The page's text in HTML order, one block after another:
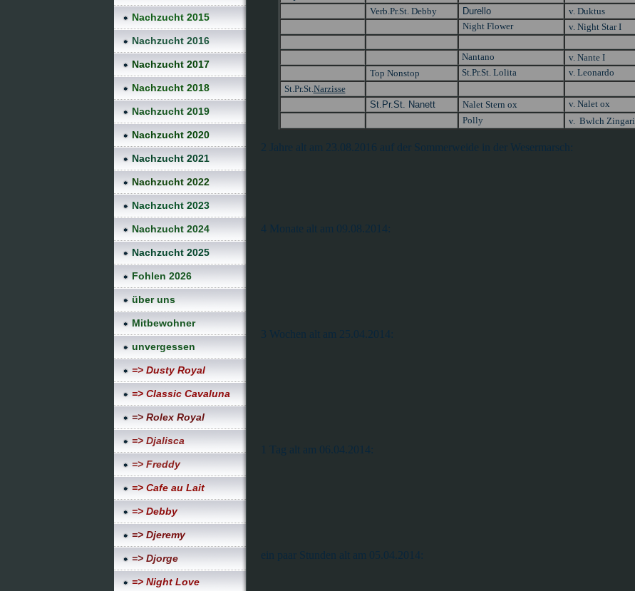
Nachzucht 2015
Nachzucht 2016
Nachzucht 2017
Nachzucht 2018
Nachzucht 2019
Nachzucht 2020
Nachzucht 2021
Nachzucht 2022
Nachzucht 2023
Nachzucht 2024
Nachzucht 2025
Fohlen 2026
über uns
Mitbewohner
unvergessen
=> Dusty Royal
=> Classic Cavaluna
=> Rolex Royal
=> Djalisca
=> Freddy
=> Cafe au Lait
=> Debby
=> Djeremy
=> Djorge
=> Night Love
Verb.Pr.St. Debby
Durello
v. Duktus
Night Flower
v. Night Star I
Nantano
v. Nante I
Top Nonstop
St.Pr.St. Lolita
v. Leonardo
St.Pr.St.Narzisse
St.Pr.St. Nanett
Nalet Stern ox
v. Nalet ox
Polly
v. Bwlch Zingari
2 Jahre alt am 23.08.2016 auf der Sommerweide in der Wesermarsch:
4 Monate alt am 09.08.2014:
3 Wochen alt am 25.04.2014:
1 Tag alt am 06.04.2014:
ein paar Stunden alt am 05.04.2014: